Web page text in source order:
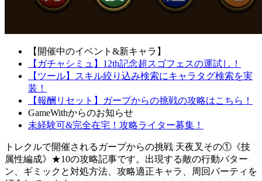
【開催中のイベント&新キャラ】
【ガチャシミュ】12th記念超スゴフェスの運試し！
【ツール】スキル絞り込み検索にキャラタグ検索を実
装！
【報酬リセット】ガープからの挑戦の攻略はこちら！
GameWithからのお知らせ
未経験可&完全在宅！攻略ライター募集！
トレクルで開催されるガープからの挑戦 天夜叉その①《技
属性編成》★10の攻略記事です。出現する敵の行動パター
ン、ギミックと対処方法、攻略適正キャラ、周回パーティを